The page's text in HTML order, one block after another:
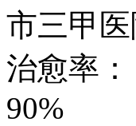
市三甲
治愈率：
90%